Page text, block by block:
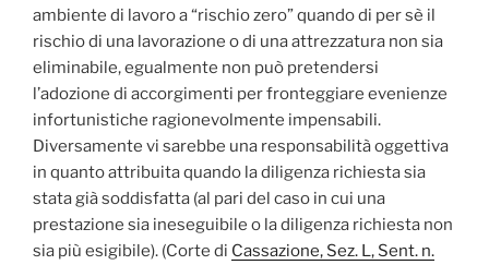
ambiente di lavoro a “rischio zero” quando di per sè il
rischio di una lavorazione o di una attrezzatura non sia
eliminabile, egualmente non può pretendersi
l’adozione di accorgimenti per fronteggiare evenienze
infortunistiche ragionevolmente impensabili.
Diversamente vi sarebbe una responsabilità oggettiva
in quanto attribuita quando la diligenza richiesta sia
stata già soddisfatta (al pari del caso in cui una
prestazione sia ineseguibile o la diligenza richiesta non
sia più esigibile). (Corte di Cassazione, Sez. L, Sent. n.